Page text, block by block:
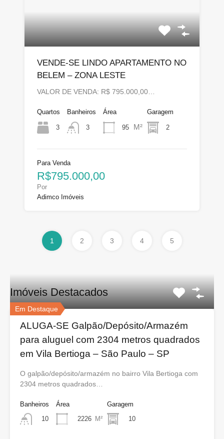
VENDE-SE LINDO APARTAMENTO NO
BELEM – ZONA LESTE
VALOR DE VENDA: R$ 795.000,00…
Quartos
3
Banheiros
3
Área
95 M²
Garagem
2
Para Venda
R$795.000,00
Por
Adimco Imóveis
1 2 3 4 5
Imóveis Destacados
Em Destaque
ALUGA-SE Galpão/Depósito/Armazém
para aluguel com 2304 metros quadrados
em Vila Bertioga – São Paulo – SP
O galpão/depósito/armazém no bairro Vila Bertioga com
2304 metros quadrados…
Banheiros
10
Área
2226 M²
Garagem
10